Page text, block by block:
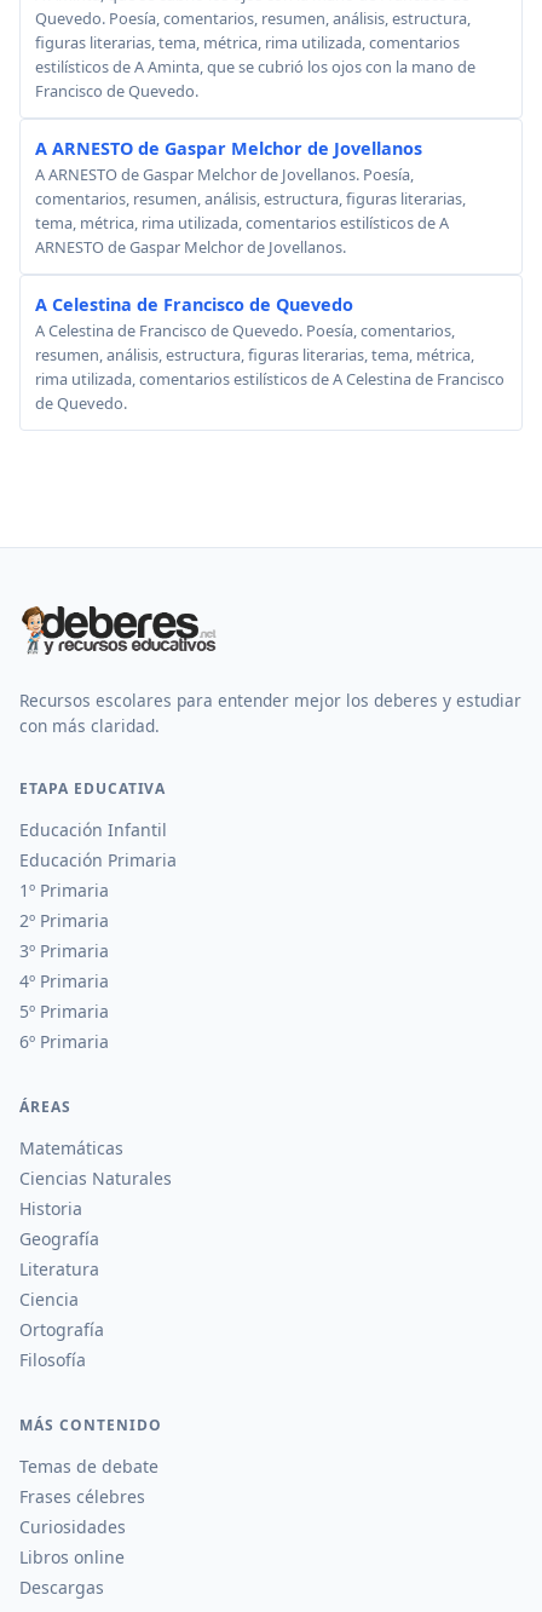
Quevedo. Poesía, comentarios, resumen, análisis, estructura,
figuras literarias, tema, métrica, rima utilizada, comentarios
estilísticos de A Aminta, que se cubrió los ojos con la mano de
Francisco de Quevedo.
A ARNESTO de Gaspar Melchor de Jovellanos
A ARNESTO de Gaspar Melchor de Jovellanos. Poesía,
comentarios, resumen, análisis, estructura, figuras literarias,
tema, métrica, rima utilizada, comentarios estilísticos de A
ARNESTO de Gaspar Melchor de Jovellanos.
A Celestina de Francisco de Quevedo
A Celestina de Francisco de Quevedo. Poesía, comentarios,
resumen, análisis, estructura, figuras literarias, tema, métrica,
rima utilizada, comentarios estilísticos de A Celestina de Francisco
de Quevedo.
Recursos escolares para entender mejor los deberes y estudiar
con más claridad.
ETAPA EDUCATIVA
Educación Infantil
Educación Primaria
1º Primaria
2º Primaria
3º Primaria
4º Primaria
5º Primaria
6º Primaria
ÁREAS
Matemáticas
Ciencias Naturales
Historia
Geografía
Literatura
Ciencia
Ortografía
Filosofía
MÁS CONTENIDO
Temas de debate
Frases célebres
Curiosidades
Libros online
Descargas